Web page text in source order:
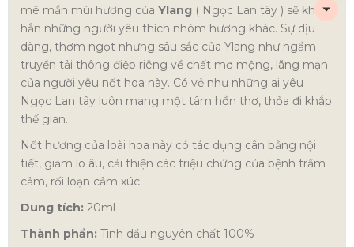
mê mẩn mùi hương của Ylang ( Ngọc Lan tây ) sẽ khác
hẳn những người yêu thích nhóm hương khác. Sự dịu
dàng, thơm ngọt nhưng sâu sắc của Ylang như ngầm
truyền tải thông điệp riêng về chất mơ mộng, lãng mạn
của người yêu nốt hoa này. Có vẻ như những ai yêu
Ngọc Lan tây luôn mang một tâm hồn thơ, thỏa đi khắp
thế gian.
Nốt hương của loài hoa này có tác dụng cân bằng nội
tiết, giảm lo âu, cải thiện các triệu chứng của bệnh trầm
cảm, rối loạn cảm xúc.
Dung tích: 20ml
Thành phần: Tinh dầu nguyên chất 100%